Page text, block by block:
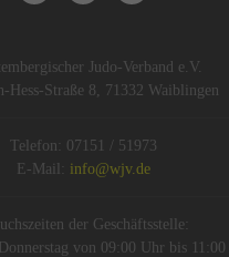
Judo-Verband e.V.
Hess-Straße 8, 71332 Waiblingen
Telefon: 07151 / 51973
E-Mail: info@wjv.de
der Geschäftsstelle:
von 09:00 Uhr bis 11:00